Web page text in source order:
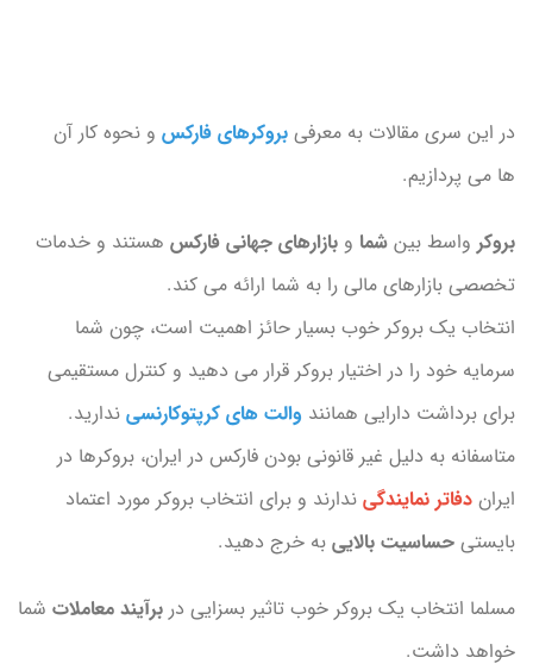
در این سری مقالات به معرفیبروکرهای فارکس و نحوه کار آن
ها می پردازیم.
بروکر واسط بینشما و بازارهای جهانی فارکس هستند و خدمات
تخصصی بازارهای مالی را به شما ارائه می کند.
انتخاب یک بروکر خوب بسیار حائز اهمیت است، چون شما
سرمایه خود را در اختیار بروکر قرار می دهید و کنترل مستقیمی
برای برداشت دارایی همانند والت های کرپتوکارنسیندارید.
متاسفانه به دلیل غیر قانونی بودن فارکس در ایران، بروکرها در
ایراندفاتر نمایندگیندارند و برای انتخاب بروکر مورد اعتماد
بایستیحساسیت بالاییبه خرج دهید.
مسلما انتخاب یک بروکر خوب تاثیر بسزایی در برآیند معاملات شما
خواهد داشت.